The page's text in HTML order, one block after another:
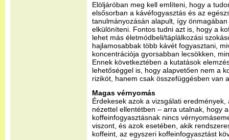
Elöljáróban meg kell említeni, hogy a
elsősorban a kávéfogyasztás és az
tanulmányozásán alapult, így
elkülöníteni. Fontos tudni azt is, hogy a
lehet más életmódbeli/táplálkozási
hajlamosabbak több kávét fogyasztani,
koncentrációja gyorsabban lecsökken,
Ennek következtében a kutatások
lehetőséggel is, hogy alapvetően nem a
rizikót, hanem csak összefüggésben van
Magas vérnyomás
Érdekesek azok a vizsgálati
nézettel ellentétben – arra utalnak, hogy
koffeinfogyasztásnak nincs
viszont, és azok esetében, akik
koffeint, az egyszeri koffeinfogyasztást